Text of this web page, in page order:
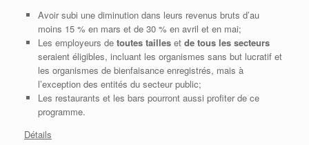
Avoir subi une diminution dans leurs revenus bruts d’au
moins 15 % en mars et de 30 % en avril et en mai;
Les employeurs de toutes tailleset de tous les secteurs
seraient éligibles, incluant les organismes sans but lucratif et
les organismes de bienfaisance enregistrés, mais à
l’exception des entités du secteur public;
Les restaurants et les bars pourront aussi profiter de ce
programme.
Détails